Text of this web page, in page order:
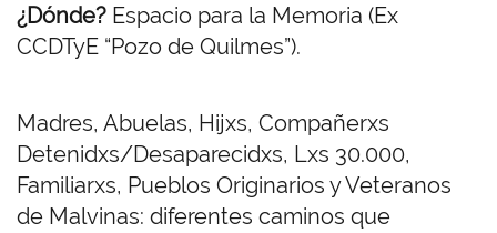
¿Dónde? Espacio para la Memoria (Ex
CCDTyE “Pozo de Quilmes”).
Madres, Abuelas, Hijxs, Compañerxs
Detenidxs/Desaparecidxs, Lxs 30.000,
Familiarxs, Pueblos Originarios y Veteranos
de Malvinas: diferentes caminos que